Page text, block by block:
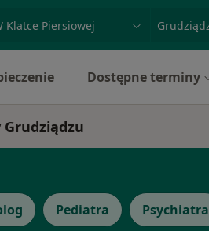
badanie lub nazwisko
Dostępne terminy
Pediatra Psychiatra